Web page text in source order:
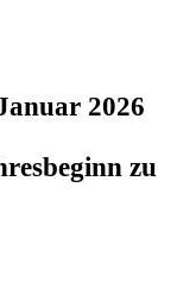
2026
zu